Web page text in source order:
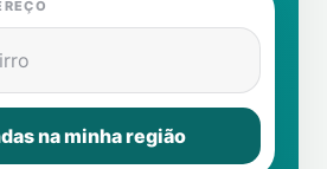
na minha região